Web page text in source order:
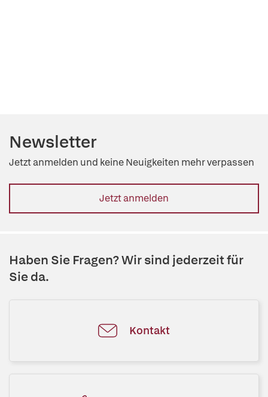
Newsletter
Jetzt anmelden und keine Neuigkeiten mehr verpassen
Jetzt anmelden
Haben Sie Fragen? Wir sind jederzeit für
Sie da.
Kontakt